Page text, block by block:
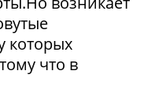
которых
что в